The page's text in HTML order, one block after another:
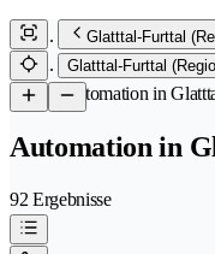
Glatttal-Furttal
Glatttal-Furttal
/Automation in
Automation in
92 Ergebnisse